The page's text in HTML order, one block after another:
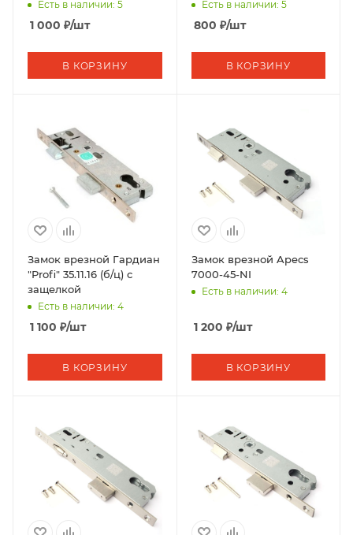
SP,w/o Ros,STB
Есть в наличии: 5
1 000 ₽/шт
В КОРЗИНУ
SP,w/o Ros,STB
Есть в наличии: 5
800 ₽/шт
В КОРЗИНУ
Замок врезной Гардиан
"Profi" 35.11.16 (б/ц) с
защелкой
Есть в наличии: 4
1 100 ₽/шт
В КОРЗИНУ
Замок врезной Apecs
7000-45-NI
Есть в наличии: 4
1 200 ₽/шт
В КОРЗИНУ